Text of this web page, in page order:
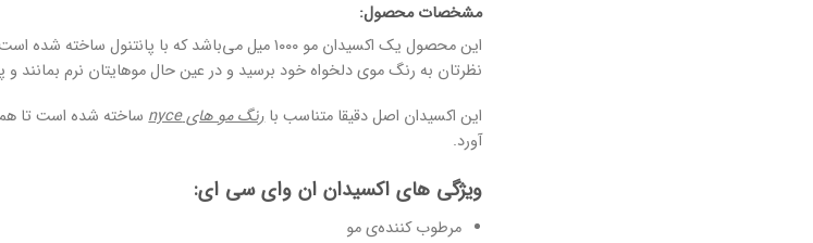
مشخصات محصول:
نظرتان به رنگ موی دلخواه خود برسید و در عین حال موهایتان نرم
این اکسیدان اصل دقیقا متناسب بارنگ مو های nyce
آورد.
ویژگی های اکسیدان ان وای سی ای:
مرطوب کننده‌ی مو